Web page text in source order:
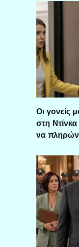
Οι γονείς
στη
να